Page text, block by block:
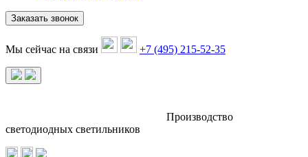
Заказать звонок
Мы сейчас на связи +7 (495) 215-52-35
Производство
светодиодных светильников